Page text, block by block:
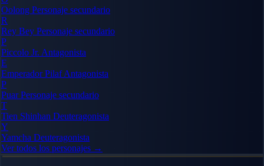
Oolong Personaje secundario
R
Rey Bey Personaje secundario
P
Piccolo Jr. Antagonista
E
Emperador PilafAntagonista
P
PuarPersonaje secundario
T
Tien Shinhan Deuteragonista
Y
Yamcha Deuteragonista
Ver todos los personajes →